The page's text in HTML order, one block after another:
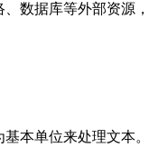
数据库等外部资源
基本单位来处理文本